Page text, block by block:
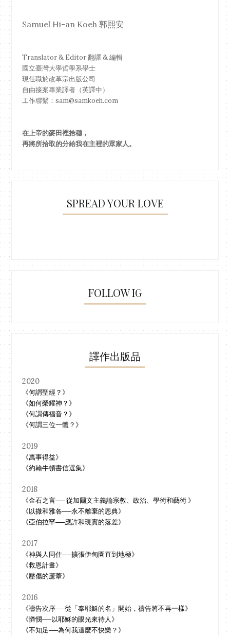
Samuel Hi-an Koeh 郭熙安
Translator & Editor 翻譯 & 編輯
國立臺灣大學哲學系學士
現任職於改革宗出版公司
自由接案專業譯者（英譯中）
工作聯繫：sam@samkoeh.com
在上帝的麥田裡拾穗，
再將所拾取的分給我在主裡的眾家人。
SPREAD YOUR LOVE
FOLLOW IG
譯作出版品
2020
《何謂聖經？》
《如何榮耀神？》
《何謂傳福音？》
《何謂三位一體？》
2019
《萬事得益》
《約翰牛頓書信選集》
2018
《金石之言── 從加爾文主義論宗教、政治、學術和藝術 》
《以撒和雅各──永不離棄的恩典》
《亞伯拉罕──應許和現實的落差》
2017
《神與人同住──擴張伊甸園直到地極》
《救恩計畫》
《壓傷的蘆葦》
2016
《禱告次序──從「奉耶穌的名」開始，禱告將不再一樣》
《憐憫──以耶穌的眼光來待人》
《不知足──為何我這麼不快樂？》